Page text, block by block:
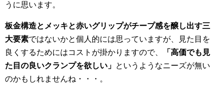
うに思います。
板金構造とメッキと赤いグリップがチープ感を醸し出す三
大要素ではないかと個人的には思っていますが、見た目を
良くするためにはコストが掛かりますので、
「高価でも見
た目の良いクランプを欲しい」 というようなニーズが無い
のかもしれませんね・・・。